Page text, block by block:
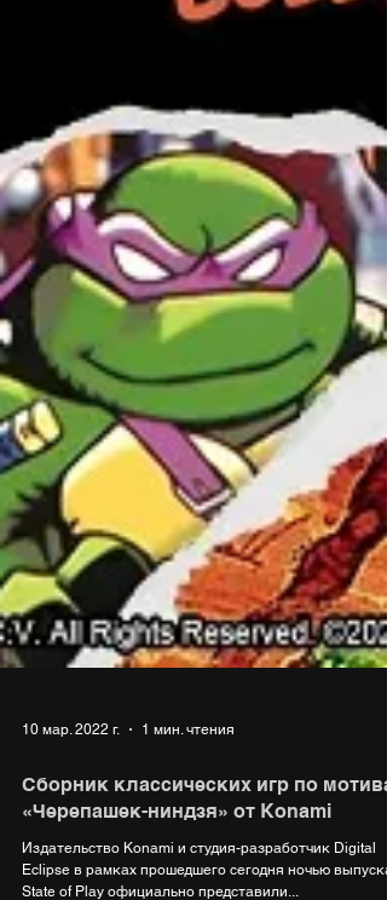
Сборник классических игр по
«Черепашек-ниндзя» от Konami
Издательство Konami и студия-разработчик Digital